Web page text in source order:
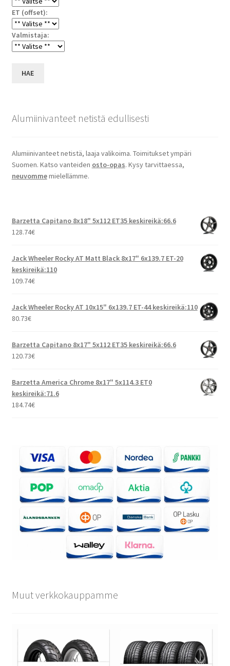
ET (offset):
Valmistaja:
HAE
Alumiinivanteet netistä edullisesti
Alumiinivanteet netistä, laaja valikoima. Toimitukset ympäri
Suomen. Katso vanteiden osto-opas. Kysy tarvittaessa,
neuvommemielellämme.
Barzetta Capitano 8x18" 5x112 ET35 keskireikä:66.6
128.74€
Jack Wheeler Rocky AT Matt Black 8x17" 6x139.7 ET-20
keskireikä:110
109.74€
Jack Wheeler Rocky AT 10x15" 6x139.7 ET-44 keskireikä:110
80.73€
Barzetta Capitano 8x17" 5x112 ET35 keskireikä:66.6
120.73€
Barzetta America Chrome 8x17" 5x114.3 ET0
keskireikä:71.6
184.74€
Muut verkkokauppamme